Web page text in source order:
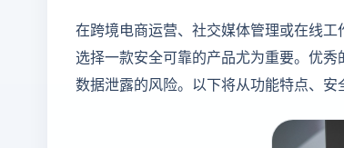
在跨境电商运营、社交媒体管理或在线工
选择一款安全可靠的产品尤为重要。优
数据泄露的风险。以下将从功能特点、安